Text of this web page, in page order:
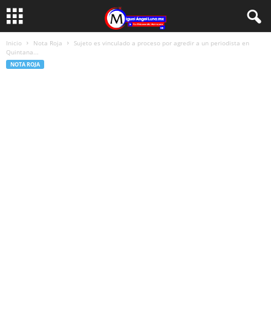
Inicio Nota Roja
Sujeto es vinculado a proceso por agredir a un periodista en
Quintana...
NOTA ROJA